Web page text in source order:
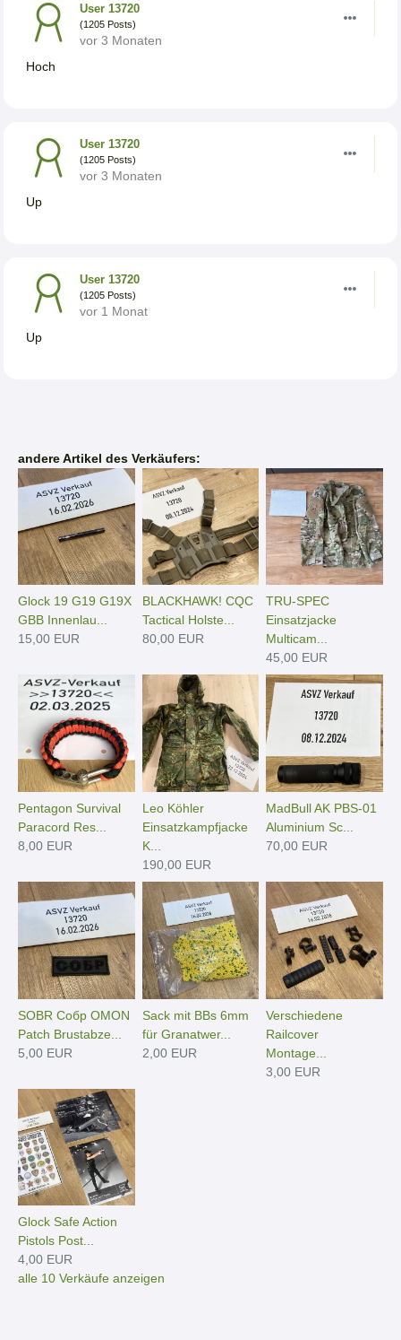
User 13720
(1205 Posts)
vor 3 Monaten
Hoch
User 13720
(1205 Posts)
vor 3 Monaten
Up
User 13720
(1205 Posts)
vor 1 Monat
Up
andere Artikel des Verkäufers:
Glock 19 G19 G19X
GBB Innenlau...
15,00 EUR
BLACKHAWK! CQC
Tactical Holste...
80,00 EUR
TRU-SPEC
Einsatzjacke
Multicam...
45,00 EUR
Pentagon Survival
Paracord Res...
8,00 EUR
Leo Köhler
Einsatzkampfjacke
K...
190,00 EUR
MadBull AK PBS-01
Aluminium Sc...
70,00 EUR
SOBR Собр OMON
Patch Brustabze...
5,00 EUR
Sack mit BBs 6mm
für Granatwer...
2,00 EUR
Verschiedene
Railcover
Montage...
3,00 EUR
Glock Safe Action
Pistols Post...
4,00 EUR
alle 10 Verkäufe anzeigen